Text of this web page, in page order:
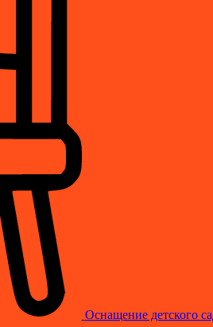
Оснащение детского